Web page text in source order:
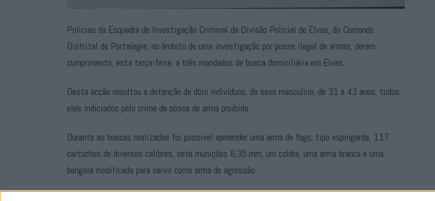
Polícias da Esquadra de Investigação Criminal da Divisão Policial de Elvas, do Comando
Distrital de Portalegre, no âmbito de uma investigação por posse ilegal de armas, deram
cumprimento, esta terça-feira, a três mandados de busca domiciliária em Elvas.
Desta acção resultou a detenção de dois indivíduos, do sexo masculino, de 31 e 43 anos, todos
eles indiciados pelo crime de posse de arma proibida.
Durante as buscas realizadas foi possível apreender uma arma de fogo, tipo espingarda, 117
cartuchos de diversos calibres, sete munições 6,35 mm, um coldre, uma arma branca e uma
bengala modificada para servir como arma de agressão.